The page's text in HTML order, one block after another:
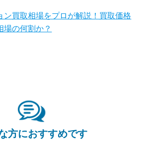
社 0120-900-881
ン買取相場をプロが解説！買取価格
場の何割か？
方におすすめです